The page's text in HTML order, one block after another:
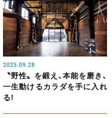
2025.09.28
〝野性〟を鍛え、本能を磨き、
一生動けるカラダを手に入れ
る!